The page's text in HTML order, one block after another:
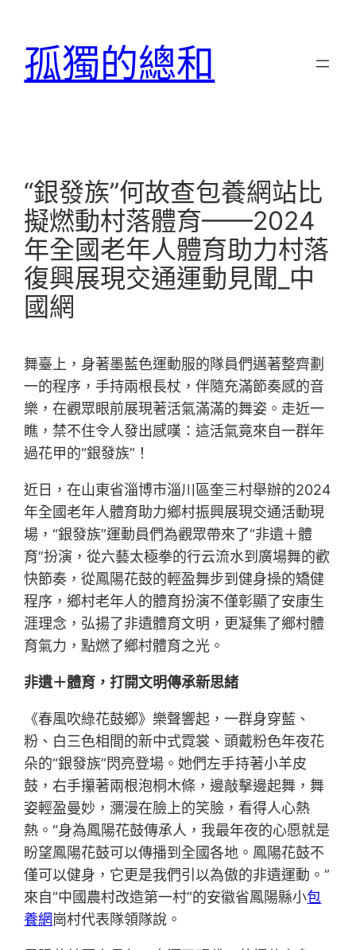
孤獨的總和
“銀發族”何故查包養網站比
擬燃動村落體育——2024
年全國老年人體育助力村落
復興展現交通運動見聞_中
國網
舞臺上，身著墨藍色運動服的隊員們邁著整齊劃
一的程序，手持兩根長杖，伴隨充滿節奏感的音
樂，在觀眾眼前展現著活氣滿滿的舞姿。走近一
瞧，禁不住令人發出感嘆：這活氣竟來自一群年
過花甲的“銀發族”！
近日，在山東省淄博市淄川區奎三村舉辦的2024
年全國老年人體育助力鄉村振興展現交通活動現
場，“銀發族”運動員們為觀眾帶來了“非遺＋體
育”扮演，從六藝太極拳的行云流水到廣場舞的歡
快節奏，從鳳陽花鼓的輕盈舞步到健身操的矯健
程序，鄉村老年人的體育扮演不僅彰顯了安康生
涯理念，弘揚了非遺體育文明，更凝集了鄉村體
育氣力，點燃了鄉村體育之光。
非遺＋體育，打開文明傳承新思緒
《春風吹綠花鼓鄉》樂聲響起，一群身穿藍、
粉、白三色相間的新中式霓裳、頭戴粉色年夜花
朵的“銀發族”閃亮登場。她們左手持著小羊皮
鼓，右手攥著兩根泡桐木條，邊敲擊邊起舞，舞
姿輕盈曼妙，瀰漫在臉上的笑臉，看得人心熱
熱。“身為鳳陽花鼓傳承人，我最年夜的心愿就是
盼望鳳陽花鼓可以傳播到全國各地。鳳陽花鼓不
僅可以健身，它更是我們引以為傲的非遺運動。”
來自“中國農村改造第一村”的安徽省鳳陽縣小包
養網崗村代表隊領隊說。